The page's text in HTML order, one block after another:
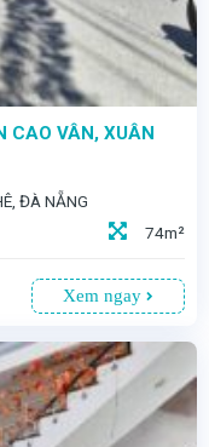
CAO VÂN, XUÂN
ĐÀ NẴNG
74m²
Xem ngay